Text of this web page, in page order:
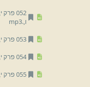
052 פרק י,
ו,.
mp3
053 פרק י,
054 פרק י,
055 פרק י,